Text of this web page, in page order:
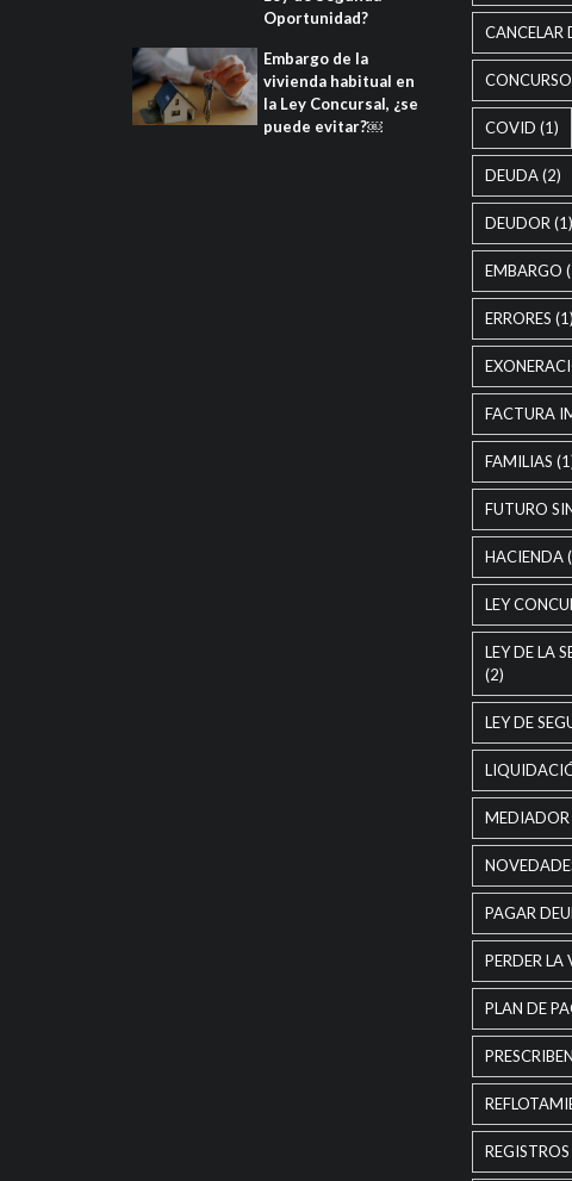
Oportunidad?
Embargo de la
vivienda habitual en
la Ley Concursal, ¿se
puede evitar?￼
CANCELAR
COVID (1)
DEUDA(2)
DEUDOR (1)
EMBARGO
ERRORES (1)
FACTURA
FAMILIAS
FUTURO
HACIENDA
LEY
LEY DE LA
(2)
LEY DE
MEDIADOR
PAGAR
PERDER
PLAN DE
PRESCRIBEN